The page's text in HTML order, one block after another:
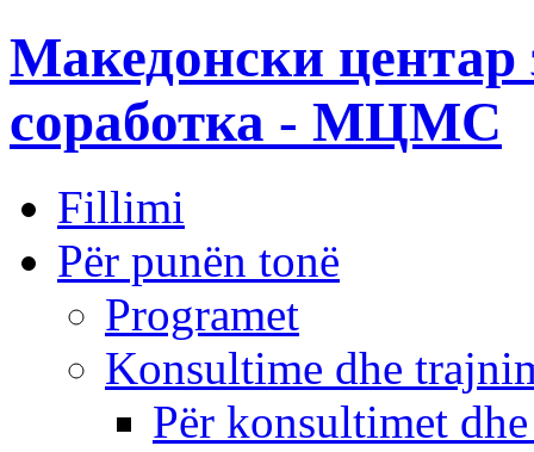
Македонски центар
соработка - МЦМС
Fillimi
Për punën tonë
Programet
Konsultime dhe
Për konsultimet